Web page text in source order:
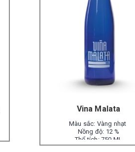
Vina Malata
Màu sắc: Vàng nhạt
Nồng độ: 12 %
Thể tích: 750 ML
Xuất xứ: TÂY BAN NHA